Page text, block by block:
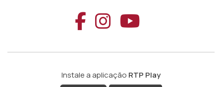
Aceder ao
Aceder ao
Aceder
Instale a aplicação RTP Play